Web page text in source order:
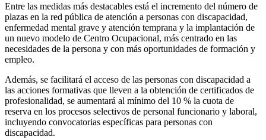
Entre las medidas más destacables está el incremento del número de
plazas en la red pública de atención a personas con discapacidad,
enfermedad mental grave y atención temprana y la implantación de
un nuevo modelo de Centro Ocupacional, más centrado en las
necesidades de la persona y con más oportunidades de formación y
empleo.
Además, se facilitará el acceso de las personas con discapacidad a
las acciones formativas que lleven a la obtención de certificados de
profesionalidad, se aumentará al mínimo del 10 % la cuota de
reserva en los procesos selectivos de personal funcionario y laboral,
incluyendo convocatorias específicas para personas con
discapacidad.